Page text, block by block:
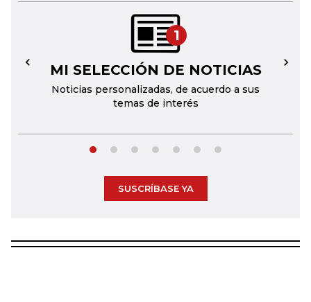
1
MI SELECCIÓN DE NOTICIAS
Noticias personalizadas, de acuerdo a sus
temas de interés
← →
SUSCRÍBASE YA